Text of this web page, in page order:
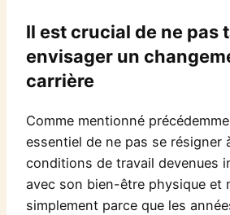
Il est crucial de ne pas
envisager un
carrière
Comme mentionné
essentiel de ne pas se résigner
conditions de travail devenues
avec son bien-être physique et
simplement parce que les